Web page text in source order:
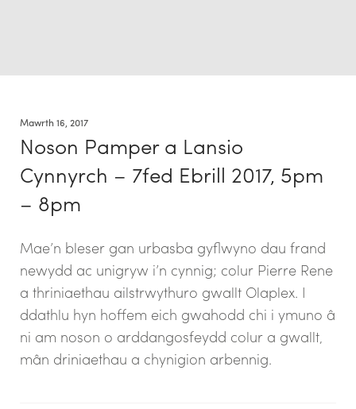
Mawrth 16, 2017
Noson Pamper a Lansio
Cynnyrch – 7fed Ebrill 2017, 5pm
– 8pm
Mae’n bleser gan urbasba gyflwyno dau frand
newydd ac unigryw i’n cynnig; colur Pierre Rene
a thriniaethau ailstrwythuro gwallt Olaplex. I
ddathlu hyn hoffem eich gwahodd chi i ymuno â
ni am noson o arddangosfeydd colur a gwallt,
mân driniaethau a chynigion arbennig.